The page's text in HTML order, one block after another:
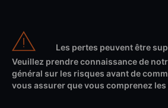
Les pertes peuvent être
Veuillez prendre connaissance de
général sur les risques avant de
vous assurer que vous comprenez